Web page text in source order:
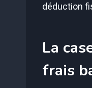
déduction
La
frais